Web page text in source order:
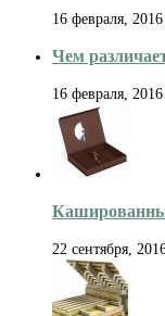
16 февраля, 2016
Чем
16 февраля, 2016
22 сентября,